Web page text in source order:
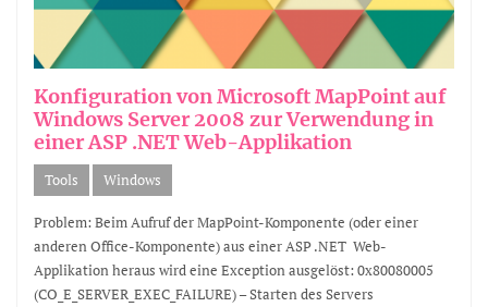
Konfiguration von Microsoft MapPoint auf
Windows Server 2008 zur Verwendung in
einer ASP .NET Web-Applikation
Tools Windows
Problem: Beim Aufruf der MapPoint-Komponente (oder einer
anderen Office-Komponente) aus einer ASP .NET Web-
Applikation heraus wird eine Exception ausgelöst: 0x80080005
(CO_E_SERVER_EXEC_FAILURE) – Starten des Servers